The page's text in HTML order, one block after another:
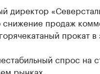
директор
продаж
прокат
спрос на
рынках.